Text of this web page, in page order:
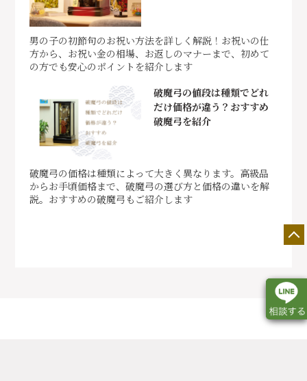
男の子の初節句のお祝い方法を詳しく解説！お祝いの仕
方から、お祝い金の相場、お返しのマナーまで、初めて
の方でも安心のポイントを紹介します
破魔弓の値段は種類でどれ
だけ価格が違う？おすすめ
破魔弓を紹介
破魔弓の価格は種類によって大きく異なります。高級品
からお手頃価格まで、破魔弓の選び方と価格の違いを解
説。おすすめの破魔弓もご紹介します